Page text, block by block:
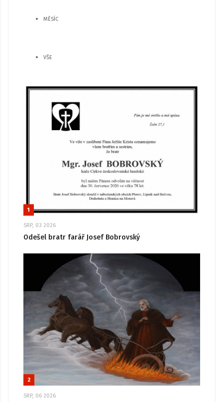
MĚSÍC
VŠE
1
SRP, 03 2026
Odešel bratr farář Josef Bobrovský
2
SRP, 06 2026